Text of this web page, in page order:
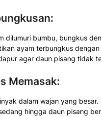
dilumuri bumbu, bungkus
ayam terbungkus
agar daun pisang tidak
Memasak:
dalam wajan yang besar.
hingga daun pisang